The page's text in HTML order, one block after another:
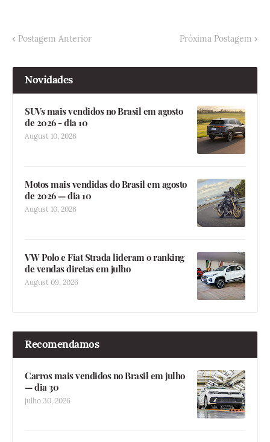
Postagem Anterior Próxima Postagem
Novidades
SUVs mais vendidos no Brasil em agosto
de 2026 - dia 10
August 10, 2026
Motos mais vendidas do Brasil em agosto
de 2026 — dia 10
August 10, 2026
VW Polo e Fiat Strada lideram o ranking
de vendas diretas em julho
August 09, 2026
Recomendamos
Carros mais vendidos no Brasil em julho
— dia 30
julho 30, 2026